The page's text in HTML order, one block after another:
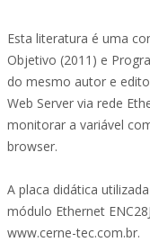
Esta literatura é uma
Objetivo (2011) e
do mesmo autor e
Web Server via rede
monitorar a variável
browser.
A placa didática
módulo Ethernet
www.cerne-tec.com.br.